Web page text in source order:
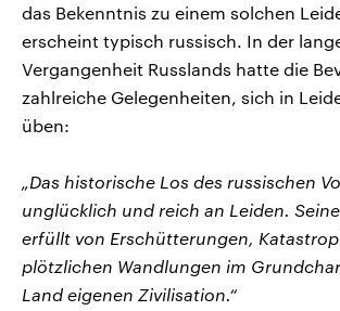
das Bekenntnis zu einem solchen
erscheint typisch russisch. In der
Vergangenheit Russlands hatte die
zahlreiche Gelegenheiten, sich in
üben:
„Das historische Los des russischen
unglücklich und reich an Leiden.
erfüllt von Erschütterungen,
plötzlichen Wandlungen im
Land eigenen Zivilisation.“